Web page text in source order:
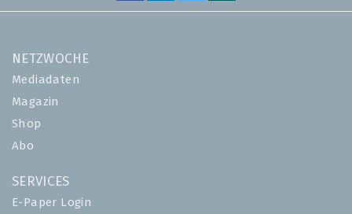
NETZWOCHE
Mediadaten
Magazin
Shop
Abo
SERVICES
E-Paper Login